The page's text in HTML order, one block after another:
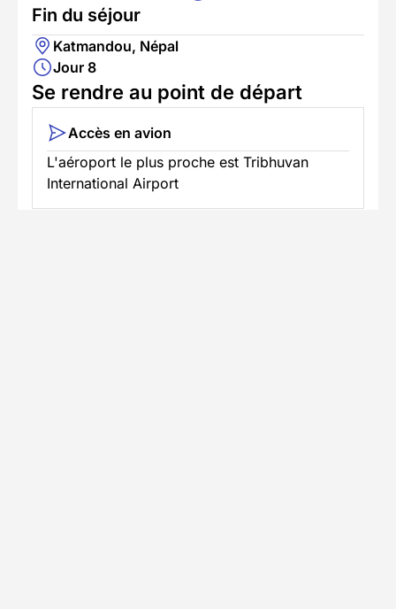
Fin du séjour
Katmandou, Népal
Jour 8
Se rendre au point de départ
Accès en avion
L'aéroport le plus proche est Tribhuvan
International Airport